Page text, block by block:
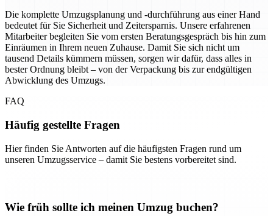
Die komplette Umzugsplanung und -durchführung aus einer Hand
bedeutet für Sie Sicherheit und Zeitersparnis. Unsere erfahrenen
Mitarbeiter begleiten Sie vom ersten Beratungsgespräch bis hin zum
Einräumen in Ihrem neuen Zuhause. Damit Sie sich nicht um
tausend Details kümmern müssen, sorgen wir dafür, dass alles in
bester Ordnung bleibt – von der Verpackung bis zur endgültigen
Abwicklung des Umzugs.
FAQ
Häufig gestellte Fragen
Hier finden Sie Antworten auf die häufigsten Fragen rund um
unseren Umzugsservice – damit Sie bestens vorbereitet sind.
Wie früh sollte ich meinen Umzug buchen?